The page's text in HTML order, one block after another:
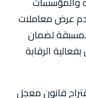
عرض معاملات
المسبقة لضمان
الرقابة
قانون معجل